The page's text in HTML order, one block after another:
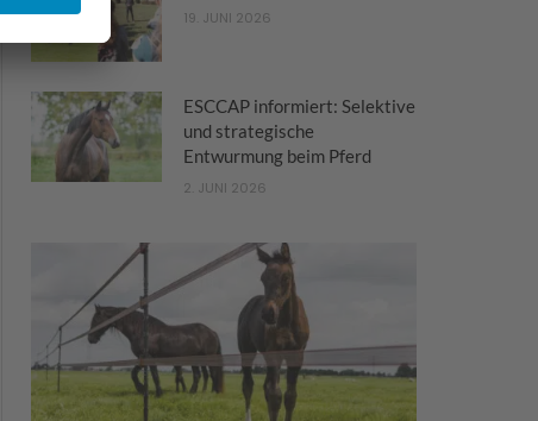
19. JUNI 2026
ESCCAP informiert: Selektive
und strategische
Entwurmung beim Pferd
2. JUNI 2026